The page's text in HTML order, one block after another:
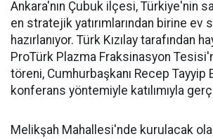
Ankara'nın Çubuk ilçesi, Türkiye'nin
en stratejik yatırımlarından birine ev
hazırlanıyor. Türk Kızılay tarafından
ProTürk Plazma Fraksinasyon
töreni, Cumhurbaşkanı Recep Tayyip
konferans yöntemiyle katılımıyla
Melikşah Mahallesi'nde kurulacak